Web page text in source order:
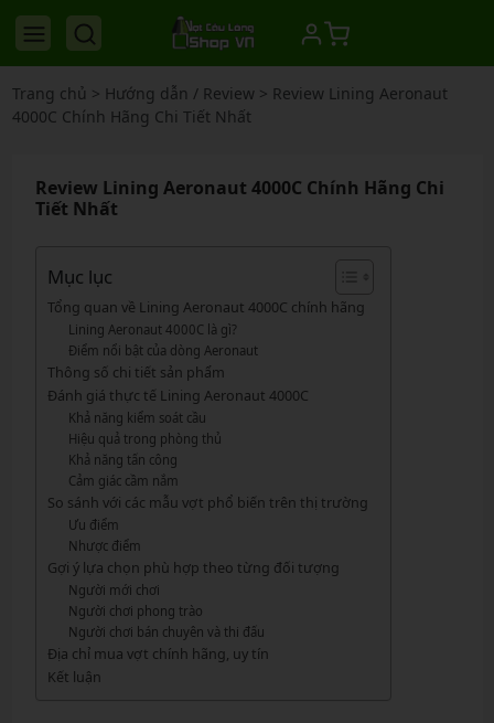
Trang chủ > Hướng dẫn / Review> Review Lining Aeronaut
4000C Chính Hãng Chi Tiết Nhất
Review Lining Aeronaut 4000C Chính Hãng Chi
Tiết Nhất
Mục lục
Tổng quan về Lining Aeronaut 4000C chính hãng
Lining Aeronaut 4000C là gì?
Điểm nổi bật của dòng Aeronaut
Thông số chi tiết sản phẩm
Đánh giá thực tế Lining Aeronaut 4000C
Khả năng kiểm soát cầu
Hiệu quả trong phòng thủ
Khả năng tấn công
Cảm giác cầm nắm
So sánh với các mẫu vợt phổ biến trên thị trường
Ưu điểm
Nhược điểm
Gợi ý lựa chọn phù hợp theo từng đối tượng
Người mới chơi
Người chơi phong trào
Người chơi bán chuyên và thi đấu
Địa chỉ mua vợt chính hãng, uy tín
Kết luận